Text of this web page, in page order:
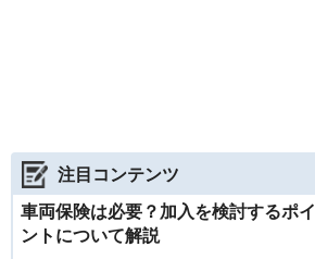
注目コンテンツ
車両保険は必要？加入を検討するポイ
ントについて解説